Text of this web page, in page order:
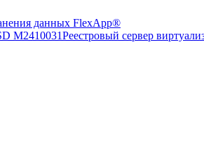
данных FlexApp®
Реестровый сервер